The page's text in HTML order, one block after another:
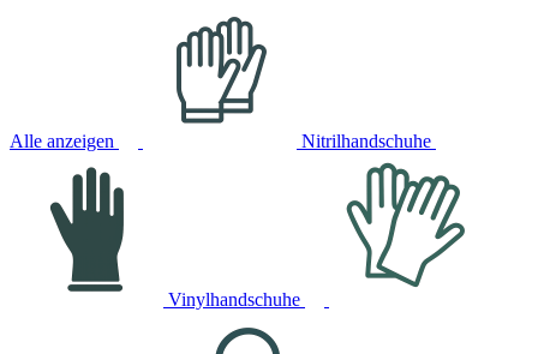
Alle anzeigen Nitrilhandschuhe
Vinylhandschuhe